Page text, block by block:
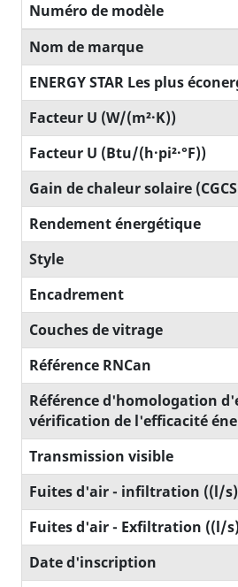
Numéro de modèle
Nom de marque
ENERGY STAR Les plus
Facteur U (W/(m²·K))
Facteur U (Btu/(h·pi²·°F))
Gain de chaleur solaire
Rendement énergétique
Style
Encadrement
Couches de vitrage
Référence RNCan
Référence d'homologation
vérification de l'efficacité
Transmission visible
Fuites d'air - infiltration ((l/
Fuites d'air - Exfiltration ((l/
Date d'inscription